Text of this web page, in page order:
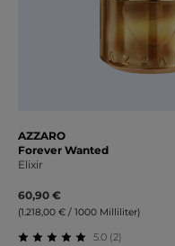
AZZARO
Forever Wanted
Elixir
60,90 €
(1.218,00 € / 1000 Milliliter)
5.0 (2)